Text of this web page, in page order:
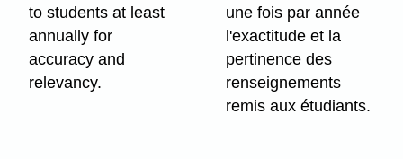
to students at least
annually for
accuracy and
relevancy.
une fois par année
l'exactitude et la
pertinence des
renseignements
remis aux étudiants.